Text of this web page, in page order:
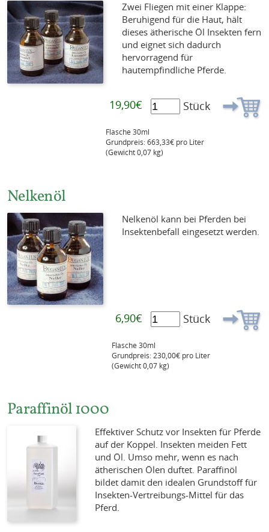
Zwei Fliegen mit einer Klappe:
Beruhigend für die Haut, hält
dieses ätherische Öl Insekten fern
und eignet sich dadurch
hervorragend für
hautempfindliche Pferde.
19,90€ Stück
Flasche 30ml
Grundpreis: 663,33€ pro Liter
(Gewicht 0,07 kg)
Nelkenöl
Nelkenöl kann bei Pferden bei
Insektenbefall eingesetzt werden.
6,90€ Stück
Flasche 30ml
Grundpreis: 230,00€ pro Liter
(Gewicht 0,07 kg)
Paraffinöl 1000
Effektiver Schutz vor Insekten für Pferde
auf der Koppel. Insekten meiden Fett
und Öl. Umso mehr, wenn es nach
ätherischen Ölen duftet. Paraffinöl
bildet damit den idealen Grundstoff für
Insekten-Vertreibungs-Mittel für das
Pferd.